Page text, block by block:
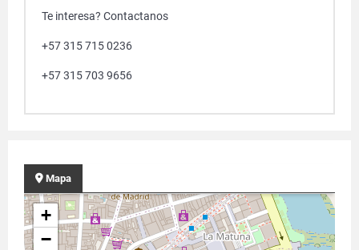
Te interesa? Contactanos
+57 315 715 0236
+57 315 703 9656
Mapa
+
−